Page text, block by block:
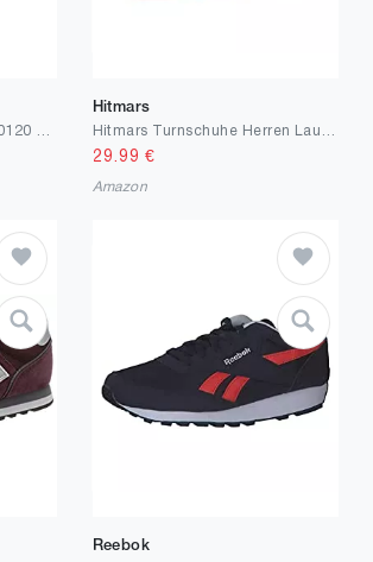
Hitmars
29.99 €
Amazon
Reebok